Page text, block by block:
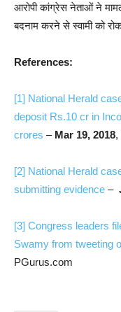
आरोपी कांग्रेस नेताओं ने
बदनाम करने से स्वामी को
References:
[1] National Herald
deposit Rs.10 cr in
crores – Mar 19, 2018,
[2] National Herald
submitting evidence –
[3] Congress leaders
Swamy from tweeting
PGurus.com